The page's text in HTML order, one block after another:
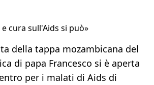
cura sull'Aids si può»
della tappa mozambicana del
di papa Francesco si è aperta
per i malati di Aids di